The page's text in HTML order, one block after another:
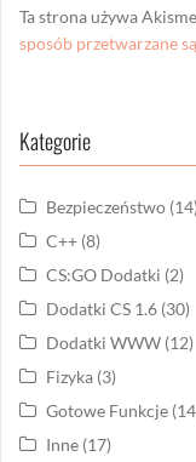
Ta strona używa
sposób przetwarzane
Kategorie
Bezpieczeństwo (14)
C++ (8)
CS:GO Dodatki (2)
Dodatki CS 1.6 (30)
Dodatki WWW (12)
Fizyka (3)
Gotowe Funkcje
Inne (17)